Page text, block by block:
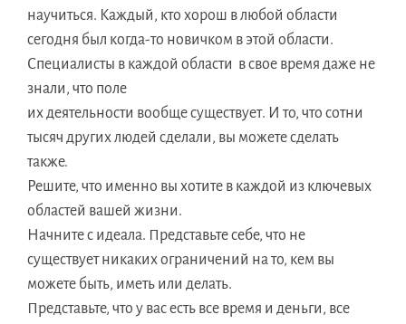
научиться. Каждый, кто хорош в любой области
сегодня был когда-то новичком в этой области.
Специалисты в каждой области в свое время даже не
знали, что поле
их деятельности вообще существует. И то, что сотни
тысяч других людей сделали, вы можете сделать
также.
Решите, что именно вы хотите в каждой из ключевых
областей вашей жизни.
Начните с идеала. Представьте себе, что не
существует никаких ограничений на то, кем вы
можете быть, иметь или делать.
Представьте, что у вас есть все время и деньги, все